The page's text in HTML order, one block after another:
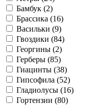
Бамбук (2)
Брассика (16)
Васильки (9)
Гвоздики (84)
Георгины (2)
Герберы (85)
Гиацинты (38)
Гипсофила (52)
Гладиолусы (16)
Гортензии (80)